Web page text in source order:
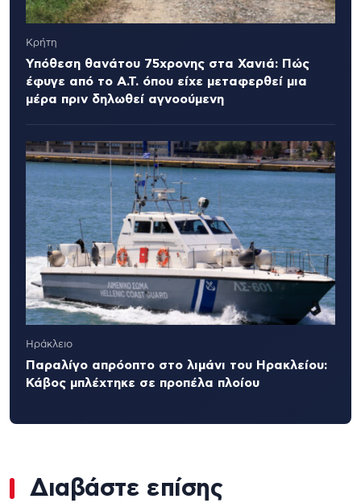
Κρήτη
Υπόθεση θανάτου 75χρονης στα Χανιά: Πώς
έφυγε από το Α.Τ. όπου είχε μεταφερθεί μια
μέρα πριν δηλωθεί αγνοούμενη
Ηράκλειο
Παραλίγο απρόοπτο στο λιμάνι του Ηρακλείου:
Κάβος μπλέχτηκε σε προπέλα πλοίου
Διαβάστε επίσης